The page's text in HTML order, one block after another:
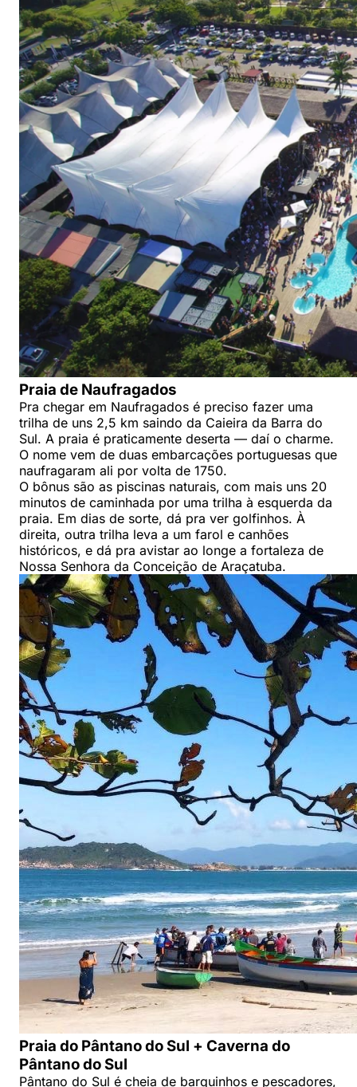
Praia de Naufragados
Pra chegar em Naufragados é preciso fazer uma
trilha de uns 2,5 km saindo da Caieira da Barra do
Sul. A praia é praticamente deserta — daí o charme.
O nome vem de duas embarcações portuguesas que
naufragaram ali por volta de 1750.
O bônus são as piscinas naturais, com mais uns 20
minutos de caminhada por uma trilha à esquerda da
praia. Em dias de sorte, dá pra ver golfinhos. À
direita, outra trilha leva a um farol e canhões
históricos, e dá pra avistar ao longe a fortaleza de
Nossa Senhora da Conceição de Araçatuba.
Praia do Pântano do Sul + Caverna do
Pântano do Sul
Pântano do Sul é cheia de barquinhos e pescadores,